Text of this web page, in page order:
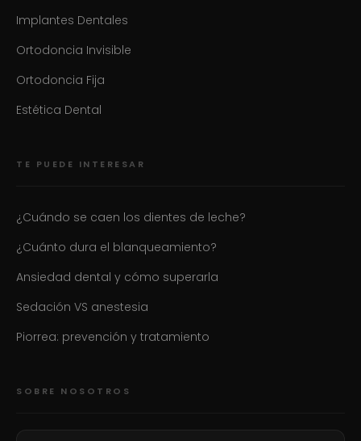
Implantes Dentales
Ortodoncia Invisible
Ortodoncia Fija
Estética Dental
TE PUEDE INTERESAR
¿Cuándo se caen los dientes de leche?
¿Cuánto dura el blanqueamiento?
Ansiedad dental y cómo superarla
Sedación VS anestesia
Piorrea: prevención y tratamiento
SOBRE NOSOTROS